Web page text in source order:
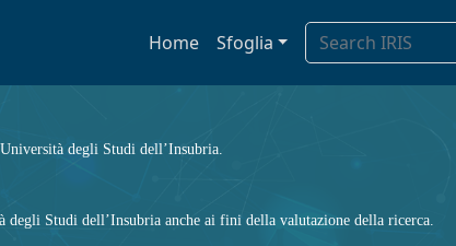
Home Sfoglia
degli Studi dell’Insubria.
Studi dell’Insubria anche ai fini della valutazione della ricerca.